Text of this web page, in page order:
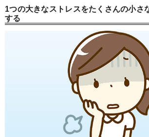
1つの大きなストレスをたくさんの小さ
する